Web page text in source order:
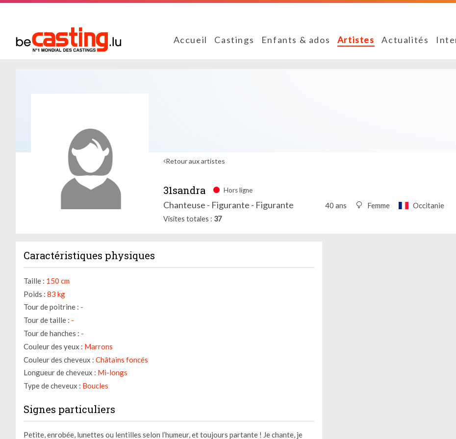
Accueil Castings Enfants & ados Artistes Actualités
Retour aux artistes
31sandra Hors ligne
Chanteuse - Figurante - Figurante 40 ans Femme Occitanie
Visites totales 37
Caractéristiques physiques
Taille : 150 cm
Poids : 83 kg
Tour de poitrine : -
Tour de taille : -
Tour de hanches : -
Couleur des yeux : Marrons
Couleur des cheveux : Châtains foncés
Longueur de cheveux : Mi-longs
Type de cheveux : Boucles
Signes particuliers
Petite, enrobée, lunettes ou lentilles selon l’humeur, et toujours partante ! Je chante, je